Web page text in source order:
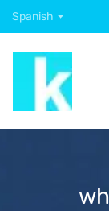
Spanish